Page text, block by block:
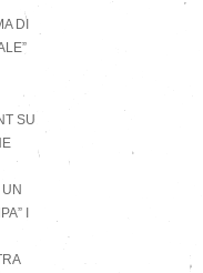
DI
SU
I